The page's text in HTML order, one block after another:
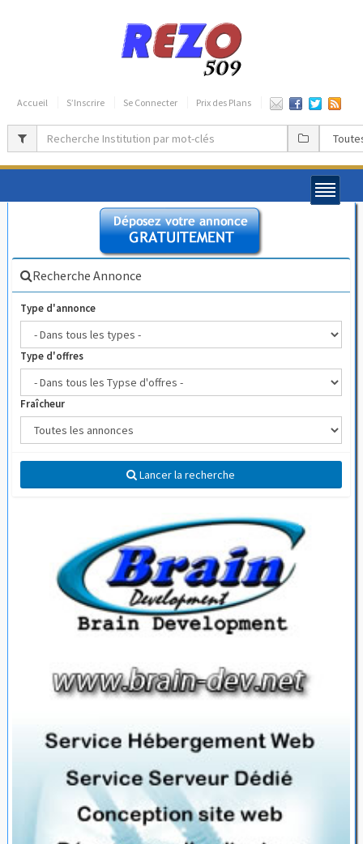
Accueil S’Inscrire Se Connecter Prix des Plans
Recherche Annonce
Type d'annonce
Type d'offres
Fraîcheur
Lancer la recherche